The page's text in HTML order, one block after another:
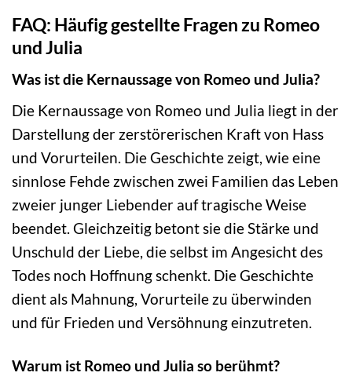
FAQ: Häufig gestellte Fragen zu Romeo
und Julia
Was ist die Kernaussage von Romeo und Julia?
Die Kernaussage von Romeo und Julia liegt in der
Darstellung der zerstörerischen Kraft von Hass
und Vorurteilen. Die Geschichte zeigt, wie eine
sinnlose Fehde zwischen zwei Familien das Leben
zweier junger Liebender auf tragische Weise
beendet. Gleichzeitig betont sie die Stärke und
Unschuld der Liebe, die selbst im Angesicht des
Todes noch Hoffnung schenkt. Die Geschichte
dient als Mahnung, Vorurteile zu überwinden
und für Frieden und Versöhnung einzutreten.
Warum ist Romeo und Julia so berühmt?